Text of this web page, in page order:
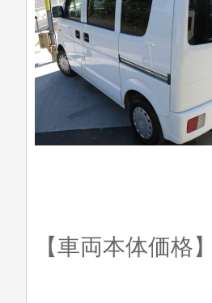
【車両本体価格】